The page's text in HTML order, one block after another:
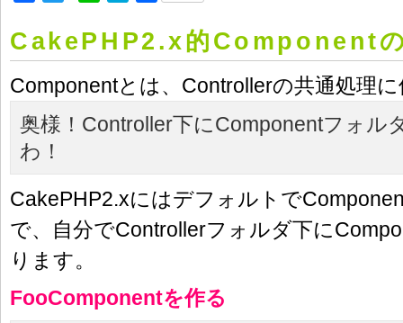
CakePHP2.x的Component
Componentとは、Controllerの共通処理
奥様！Controller下にComponentフォル
わ！
CakePHP2.xにはデフォルトで
で、自分でControllerフォルダ下に
ります。
FooComponentを作る